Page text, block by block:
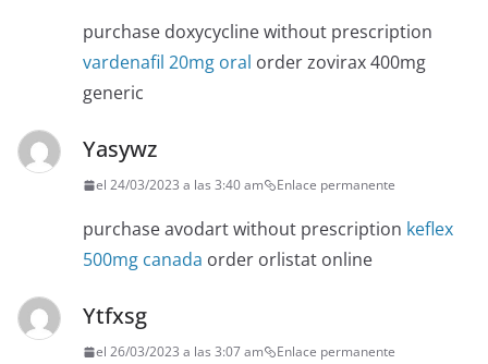
purchase doxycycline without prescription
vardenafil 20mg oral order zovirax 400mg
generic
Yasywz
el 24/03/2023 a las 3:40 am Enlace permanente
purchase avodart without prescription keflex
500mg canada order orlistat online
Ytfxsg
el 26/03/2023 a las 3:07 am Enlace permanente